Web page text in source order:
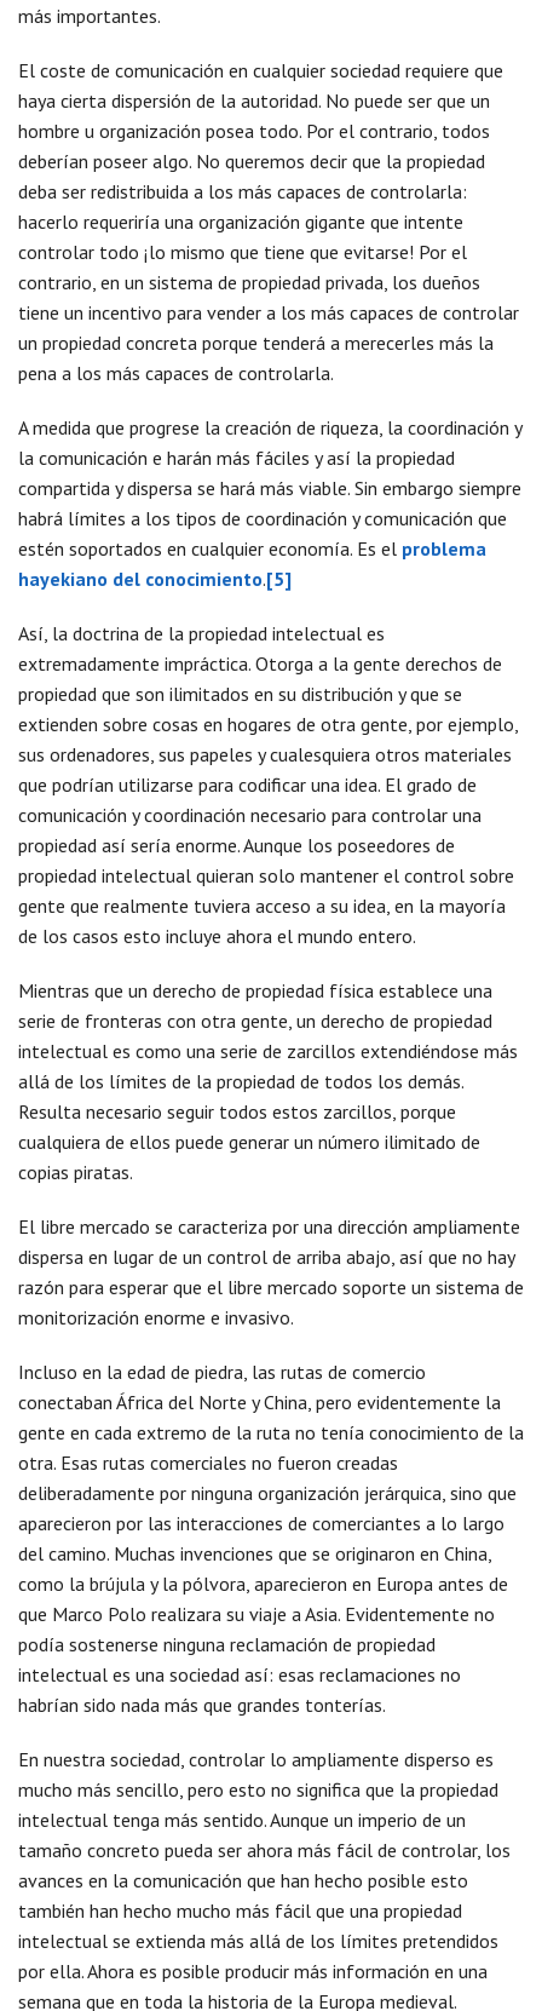
más importantes.
El coste de comunicación en cualquier sociedad requiere que
haya cierta dispersión de la autoridad. No puede ser que un
hombre u organización posea todo. Por el contrario, todos
deberían poseer algo. No queremos decir que la propiedad
deba ser redistribuida a los más capaces de controlarla:
hacerlo requeriría una organización gigante que intente
controlar todo ¡lo mismo que tiene que evitarse! Por el
contrario, en un sistema de propiedad privada, los dueños
tiene un incentivo para vender a los más capaces de controlar
un propiedad concreta porque tenderá a merecerles más la
pena a los más capaces de controlarla.
A medida que progrese la creación de riqueza, la coordinación y
la comunicación e harán más fáciles y así la propiedad
compartida y dispersa se hará más viable. Sin embargo siempre
habrá límites a los tipos de coordinación y comunicación que
estén soportados en cualquier economía. Es el problema
hayekiano del conocimiento.[5]
Así, la doctrina de la propiedad intelectual es
extremadamente impráctica. Otorga a la gente derechos de
propiedad que son ilimitados en su distribución y que se
extienden sobre cosas en hogares de otra gente, por ejemplo,
sus ordenadores, sus papeles y cualesquiera otros materiales
que podrían utilizarse para codificar una idea. El grado de
comunicación y coordinación necesario para controlar una
propiedad así sería enorme. Aunque los poseedores de
propiedad intelectual quieran solo mantener el control sobre
gente que realmente tuviera acceso a su idea, en la mayoría
de los casos esto incluye ahora el mundo entero.
Mientras que un derecho de propiedad física establece una
serie de fronteras con otra gente, un derecho de propiedad
intelectual es como una serie de zarcillos extendiéndose más
allá de los límites de la propiedad de todos los demás.
Resulta necesario seguir todos estos zarcillos, porque
cualquiera de ellos puede generar un número ilimitado de
copias piratas.
El libre mercado se caracteriza por una dirección ampliamente
dispersa en lugar de un control de arriba abajo, así que no hay
razón para esperar que el libre mercado soporte un sistema de
monitorización enorme e invasivo.
Incluso en la edad de piedra, las rutas de comercio
conectaban África del Norte y China, pero evidentemente la
gente en cada extremo de la ruta no tenía conocimiento de la
otra. Esas rutas comerciales no fueron creadas
deliberadamente por ninguna organización jerárquica, sino que
aparecieron por las interacciones de comerciantes a lo largo
del camino. Muchas invenciones que se originaron en China,
como la brújula y la pólvora, aparecieron en Europa antes de
que Marco Polo realizara su viaje a Asia. Evidentemente no
podía sostenerse ninguna reclamación de propiedad
intelectual es una sociedad así: esas reclamaciones no
habrían sido nada más que grandes tonterías.
En nuestra sociedad, controlar lo ampliamente disperso es
mucho más sencillo, pero esto no significa que la propiedad
intelectual tenga más sentido. Aunque un imperio de un
tamaño concreto pueda ser ahora más fácil de controlar, los
avances en la comunicación que han hecho posible esto
también han hecho mucho más fácil que una propiedad
intelectual se extienda más allá de los límites pretendidos
por ella. Ahora es posible producir más información en una
semana que en toda la historia de la Europa medieval.